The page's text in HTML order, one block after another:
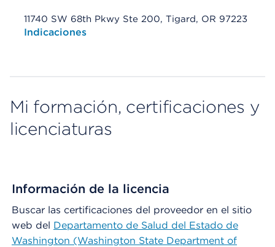
11740 SW 68th Pkwy Ste 200, Tigard, OR 97223
Opens native map application on mobile devices
Indicaciones
Mi formación, certificaciones y
licenciaturas
Información de la licencia
Buscar las certificaciones del proveedor en el sitio
web del Departamento de Salud del Estado de
Washington (Washington State Department of